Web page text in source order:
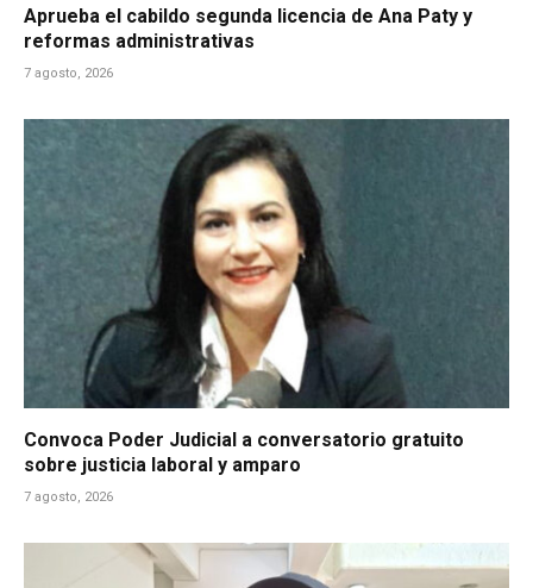
Aprueba el cabildo segunda licencia de Ana Paty y
reformas administrativas
7 agosto, 2026
Convoca Poder Judicial a conversatorio gratuito
sobre justicia laboral y amparo
7 agosto, 2026